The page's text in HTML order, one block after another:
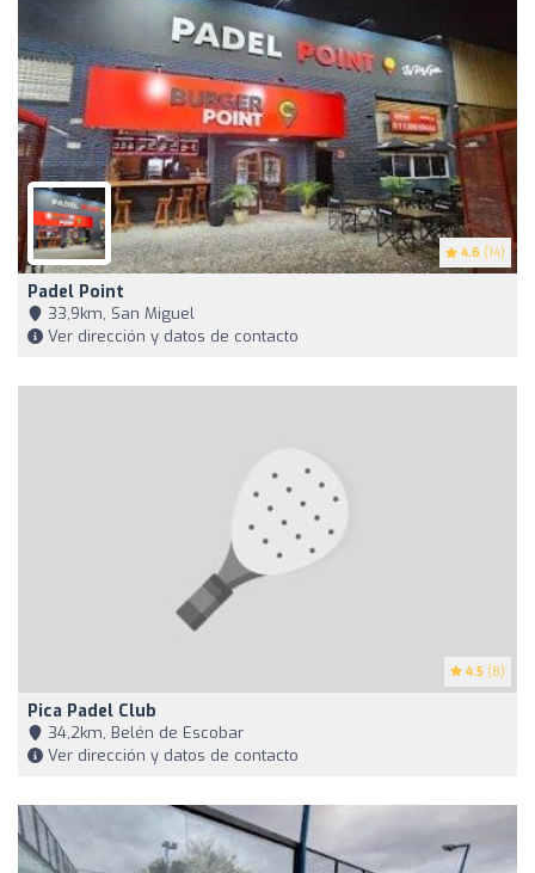
4.6 (14)
Padel Point
33,9km, San Miguel
Ver dirección y datos de contacto
4.5 (8)
Pica Padel Club
34,2km, Belén de Escobar
Ver dirección y datos de contacto